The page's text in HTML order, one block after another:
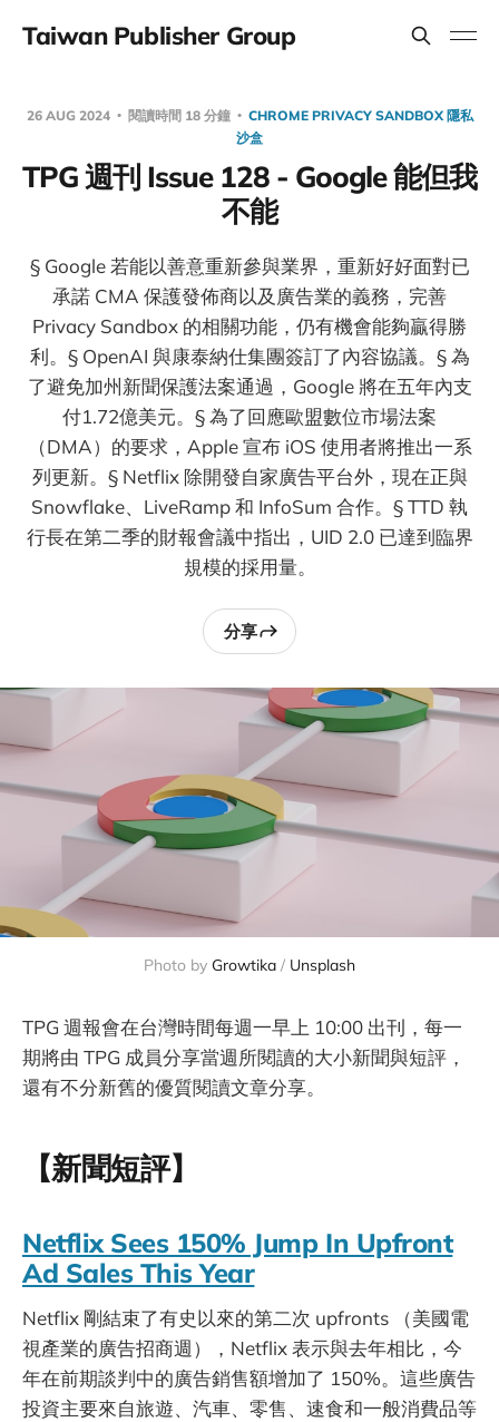
Taiwan Publisher Group
26 AUG 2024 閱讀時間 18 分鐘
CHROME PRIVACY SANDBOX 隱私
沙盒
TPG 週刊 Issue 128 - Google 能但我
不能
§ Google 若能以善意重新參與業界，重新好好面對已
承諾 CMA 保護發佈商以及廣告業的義務，完善
Privacy Sandbox 的相關功能，仍有機會能夠贏得勝
利。§ OpenAI 與康泰納仕集團簽訂了內容協議。§ 為
了避免加州新聞保護法案通過，Google 將在五年內支
付1.72億美元。§ 為了回應歐盟數位市場法案
（DMA）的要求，Apple 宣布 iOS 使用者將推出一系
列更新。§ Netflix 除開發自家廣告平台外，現在正與
Snowflake、LiveRamp 和 InfoSum 合作。§ TTD 執
行長在第二季的財報會議中指出，UID 2.0 已達到臨界
規模的採用量。
分享
Photo by Growtika / Unsplash
TPG 週報會在台灣時間每週一早上 10:00 出刊，每一
期將由 TPG 成員分享當週所閱讀的大小新聞與短評，
還有不分新舊的優質閱讀文章分享。
【新聞短評】
Netflix Sees 150% Jump In Upfront
Ad Sales This Year
Netflix 剛結束了有史以來的第二次 upfronts （美國電
視產業的廣告招商週），Netflix 表示與去年相比，今
年在前期談判中的廣告銷售額增加了 150%。這些廣告
投資主要來自旅遊、汽車、零售、速食和一般消費品等